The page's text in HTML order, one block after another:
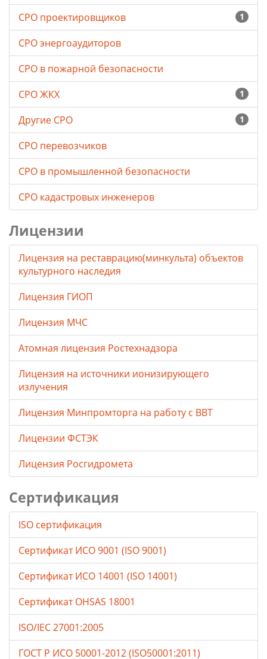
1
СРО проектировщиков
СРО энергоаудиторов
СРО в пожарной безопасности
1
СРО ЖКХ
1
Другие СРО
СРО перевозчиков
СРО в промышленной безопасности
СРО кадастровых инженеров
Лицензии
Лицензия на реставрацию(минкульта) объектов
культурного наследия
Лицензия ГИОП
Лицензия МЧС
Атомная лицензия Ростехнадзора
Лицензия на источники ионизирующего
излучения
Лицензия Минпромторга на работу с ВВТ
Лицензии ФСТЭК
Лицензия Росгидромета
Сертификация
ISO сертификация
Сертификат ИСО 9001 (ISO 9001)
Сертификат ИСО 14001 (ISO 14001)
Сертификат OHSAS 18001
ISO/IEC 27001:2005
ГОСТ Р ИСО 50001-2012 (ISO50001:2011)